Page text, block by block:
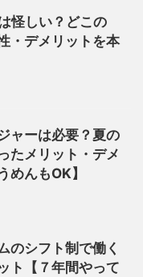
怪しい？どこの
・デメリットを本
ャーは必要？夏の
たメリット・デメ
めんもOK】
のシフト制で働く
ト【７年間やって